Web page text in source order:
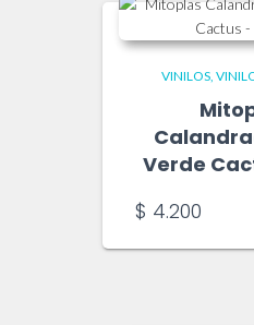
VINILOS
Verde
$ 4.200